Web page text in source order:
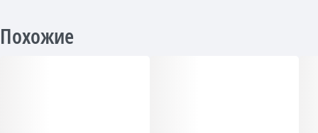
Похожие